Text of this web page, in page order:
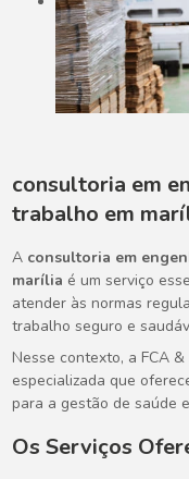
consultoria em
trabalho em
A consultoria em
marília é um serviço
atender às normas
trabalho seguro e
Nesse contexto, a FCA
especializada que
para a gestão de saúde
Os Serviços